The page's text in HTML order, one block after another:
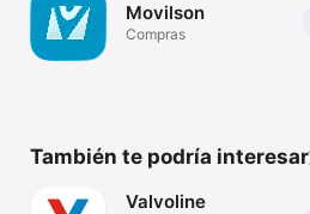
Movilson
Compras
También te podría interesar
Valvoline